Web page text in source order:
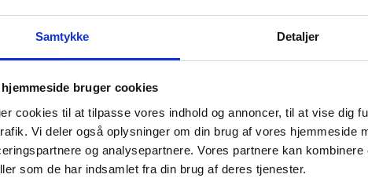
Samtykke Detaljer
hjemmeside bruger cookies
cookies til at tilpasse vores indhold og annoncer, til at vise dig
Vi deler også oplysninger om din brug af vores hjemmeside
og analysepartnere. Vores partnere kan
som de har indsamlet fra din brug af deres tjenester.
Læs